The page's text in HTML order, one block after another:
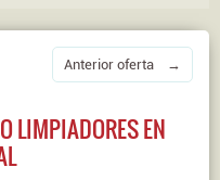
Anterior oferta →
LIMPIADORES EN